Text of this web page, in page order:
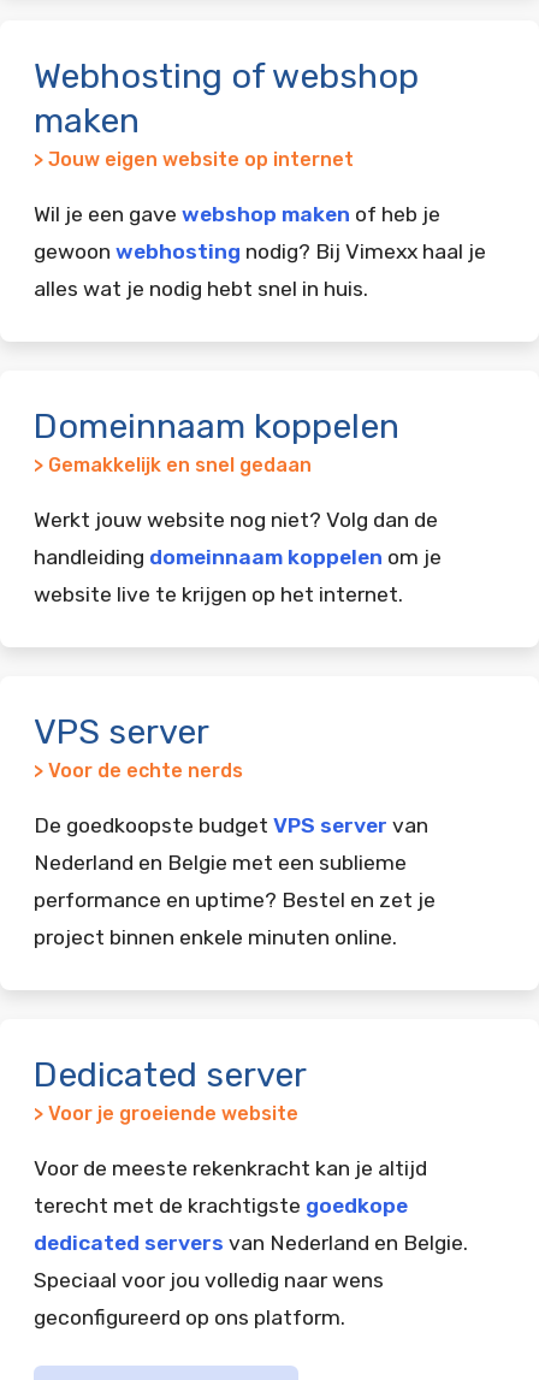
Webhosting of webshop
maken
> Jouw eigen website op internet
Wil je een gave webshop maken of heb je
gewoon webhosting nodig? Bij Vimexx haal je
alles wat je nodig hebt snel in huis.
Domeinnaam koppelen
> Gemakkelijk en snel gedaan
Werkt jouw website nog niet? Volg dan de
handleiding domeinnaam koppelen om je
website live te krijgen op het internet.
VPS server
> Voor de echte nerds
De goedkoopste budget VPS server van
Nederland en Belgie met een sublieme
performance en uptime? Bestel en zet je
project binnen enkele minuten online.
Dedicated server
> Voor je groeiende website
Voor de meeste rekenkracht kan je altijd
terecht met de krachtigste goedkope
dedicated servers van Nederland en Belgie.
Speciaal voor jou volledig naar wens
geconfigureerd op ons platform.